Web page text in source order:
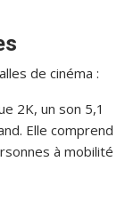
de cinéma :
2K, un son 5,1
Elle comprend
à mobilité